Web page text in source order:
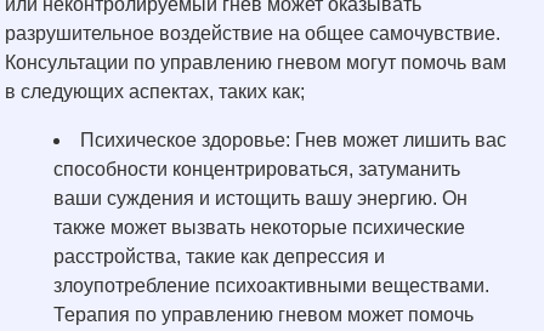
разрушительное воздействие на общее самочувствие.
Консультации по управлению гневом могут помочь вам
в следующих аспектах, таких как;
Психическое здоровье: Гнев может лишить вас
способности концентрироваться, затуманить
ваши суждения и истощить вашу энергию. Он
также может вызвать некоторые психические
расстройства, такие как депрессия и
злоупотребление психоактивными веществами.
Терапия по управлению гневом может помочь